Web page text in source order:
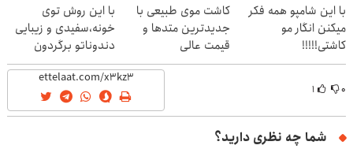
با این شامپو همه فکر
میکنن انگار مو
کاشتی!!!!!
کاشت موی طبیعی با
جدیدترین متدها و
قیمت عالی
با این روش توی
خونه،سفیدی و زیبایی
دندوناتو برگردون
(40%off)
۰ ۱
شما چه نظری دارید؟